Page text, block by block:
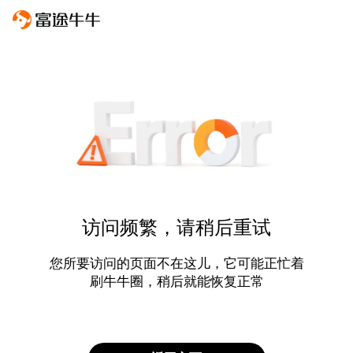
访问频繁，请稍后重试
您所要访问的页面不在这儿，它可能正忙着
刷牛牛圈，稍后就能恢复正常